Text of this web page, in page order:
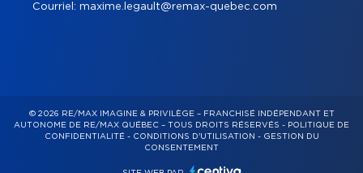
Courriel: maxime.legault@remax-quebec.com
© 2026 RE/MAX IMAGINE & PRIVILÈGE – FRANCHISÉ INDÉPENDANT ET
AUTONOME DE RE/MAX QUÉBEC – TOUS DROITS RÉSERVÉS - POLITIQUE DE
CONFIDENTIALITÉ- CONDITIONS D'UTILISATION - GESTION DU
CONSENTEMENT